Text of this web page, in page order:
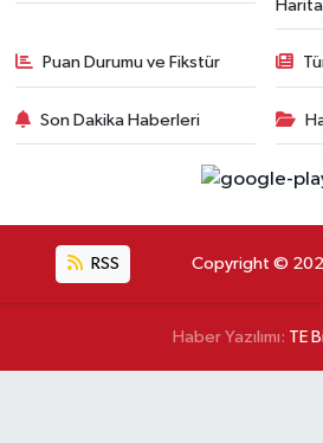
Puan Durumu ve Fikstür
Son Dakika Haberleri
RSS Copyright ©
Haber Yazılımı: TE